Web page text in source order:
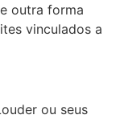
outra forma
vinculados a
ou seus